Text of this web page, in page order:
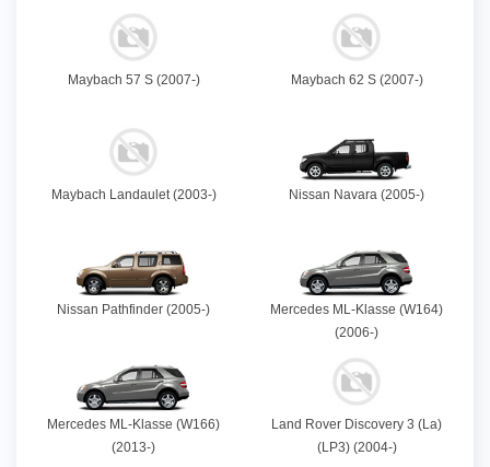
Maybach 57 S (2007-) Maybach 62 S (2007-)
Maybach Landaulet (2003-) Nissan Navara (2005-)
Nissan Pathfinder (2005-)
Mercedes ML-Klasse (W164)
(2006-)
Mercedes ML-Klasse (W166)
(2013-)
Land Rover Discovery 3 (La)
(LP3) (2004-)